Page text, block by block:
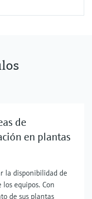
de
en plantas
la disponibilidad de
equipos. Con
de sus plantas